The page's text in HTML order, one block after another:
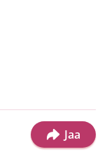
Jaa